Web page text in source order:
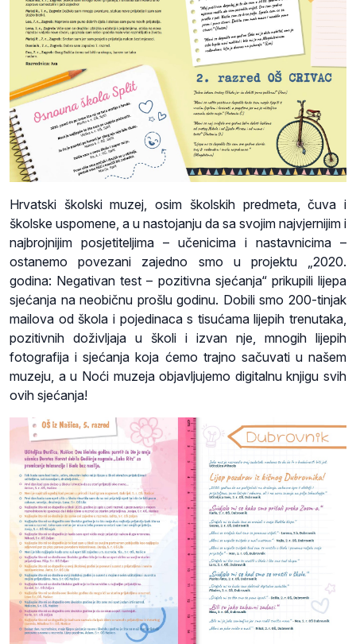
Hrvatski školski muzej, osim školskih predmeta, čuva i
školske uspomene, a u nastojanju da sa svojim najvjernijim i
najbrojnijim posjetiteljima – učenicima i nastavnicima –
ostanemo povezani zajedno smo u projektu „2020.
godina: Negativan test – pozitivna sjećanja“ prikupili lijepa
sjećanja na neobičnu prošlu godinu. Dobili smo 200-tinjak
mailova od škola i pojedinaca s tisućama lijepih trenutaka,
pozitivnih doživljaja u školi i izvan nje, mnogih lijepih
fotografija i sjećanja koja ćemo trajno sačuvati u našem
muzeju, a u Noći muzeja objavljujemo digitalnu knjigu svih
ovih sjećanja!